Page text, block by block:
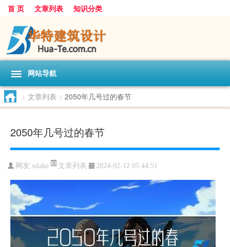
首 页 文章列表 知识分类
网站导航
> 文章列表 > 2050年几号过的春节
2050年几号过的春节
网友:sslake 文章列表 2024-02-12 05:44:51